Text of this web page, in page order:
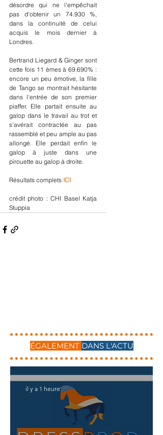
désordre qui ne l'empêchait
pas d'obtenir un 74.930 %,
dans la continuité de celui
acquis le mois dernier à
Londres.
Bertrand Liegard & Ginger sont
cette fois 11 èmes à 69.690% :
encore un peu émotive, la fille
de Tango se montrait hésitante
dans l'entrée de son premier
piaffer. Elle partait ensuite au
galop dans le travail au trot et
s'avérait contractée au pas
rassemblé et peu ample au pas
allongé. Elle perdait enfin le
galop à juste dans une
pirouette au galop à droite.
Résultats complets ICI
crédit photo : CHI Basel Katja
Stuppia
ÉGALEMENT DANS L'ACTU
il y a 1 heure